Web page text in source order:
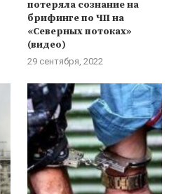
потеряла сознание на
брифинге по ЧП на
«Северных потоках»
(видео)
29 сентября, 2022